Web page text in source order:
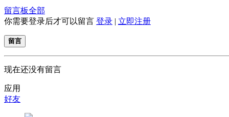
留言板全部
你需要登录后才可以留言 登录 | 立即注册
留言
现在还没有留言
应用
好友